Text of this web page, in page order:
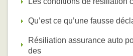
Qu’est ce qu’une fausse
Résiliation assurance auto
des